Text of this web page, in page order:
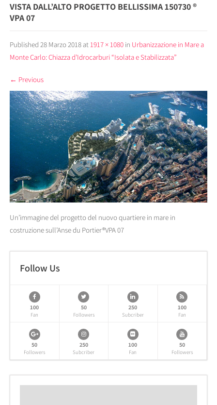
VISTA DALL’ALTO PROGETTO BELLISSIMA 150730 ®
VPA 07
Published 28 Marzo 2018 at1917 × 1080 in Urbanizzazione in Mare a
Monte Carlo: Chiazza d’Idrocarburi “Isolata e Stabilizzata”
← Previous
Un’immagine del progetto del nuovo quartiere in mare in
costruzione sull’Anse du Portier®VPA 07
Follow Us
100
Fan
50
Followers
250
Subcriber
100
Fan
50
Followers
250
Subcriber
100
Fan
50
Followers